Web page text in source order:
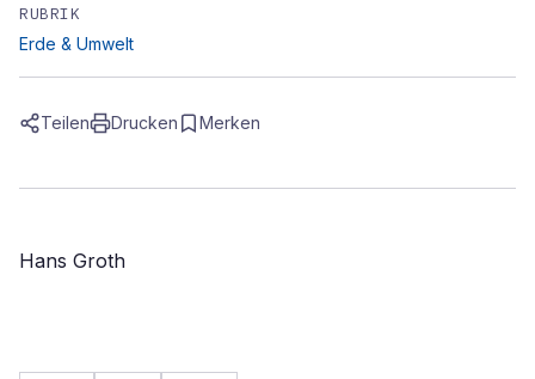
RUBRIK
Erde & Umwelt
Teilen Drucken Merken
Hans Groth